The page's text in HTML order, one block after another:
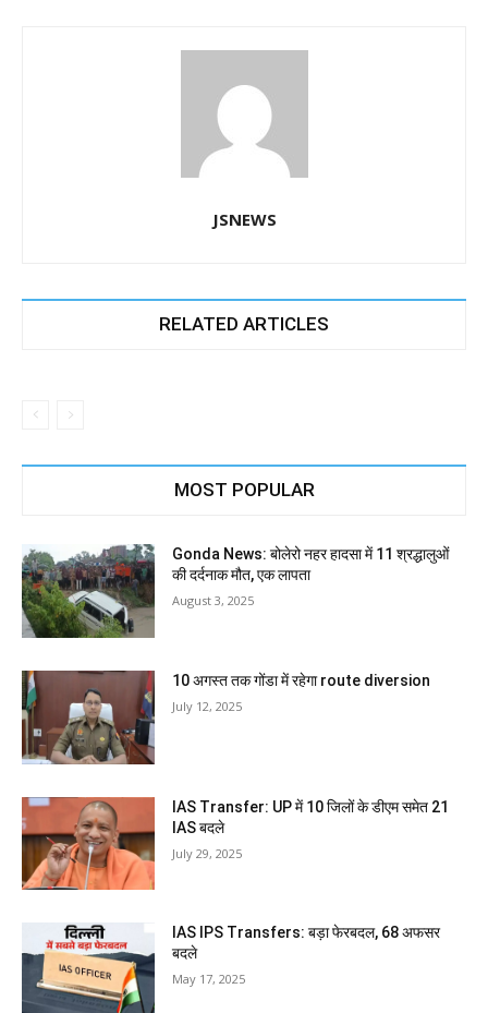
JSNEWS
RELATED ARTICLES
MOST POPULAR
Gonda News: बोलेरो नहर हादसा में 11 श्रद्धालुओं
की दर्दनाक मौत, एक लापता
August 3, 2025
10 अगस्त तक गोंडा में रहेगा route diversion
July 12, 2025
IAS Transfer: UP में 10 जिलों के डीएम समेत 21
IAS बदले
July 29, 2025
IAS IPS Transfers: बड़ा फेरबदल, 68 अफसर
बदले
May 17, 2025